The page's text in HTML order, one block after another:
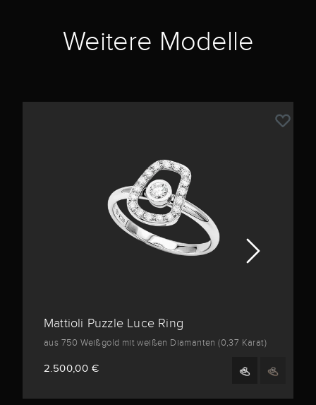
Weitere Modelle
Mattioli Puzzle Luce Ring
aus 750 Weißgold mit weißen Diamanten (0,37 Karat)
2.500,00 €